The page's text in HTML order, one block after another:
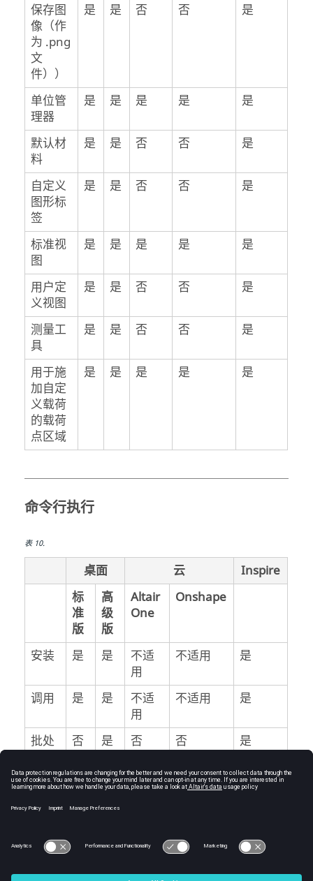
保存图
像（作
为 .png
文
件））
是 是 否 否 是
单位管
理器
是 是 是 是 是
默认材
料
是 是 否 否 是
自定义
图形标
签
是 是 否 否 是
标准视
图
是 是 是 是 是
用户定
义视图
是 是 否 否 是
测量工
具
是 是 否 否 是
用于施
加自定
义载荷
的载荷
点区域
是 是 是 是 是
命令行执行
表10.
桌面 云
Inspire
标
准
版
高
级
版
Altair
One
Onshape
安装 是 是
不适
用
不适用 是
调用 是 是
不适
用
不适用 是
批处
式
否 是 否 否 是
© 2025 Altair Engineering, Inc. All Rights Reserved.
Intellectual Property Rights Notice|Technical Support|Cookie